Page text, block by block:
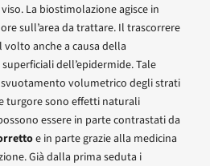
La biostimolazione agisce in
sull’area da trattare. Il trascorrere
anche a causa della
dell’epidermide. Tale
volumetrico degli strati
turgore sono effetti naturali
essere in parte contrastati da
e in parte grazie alla medicina
Già dalla prima seduta i